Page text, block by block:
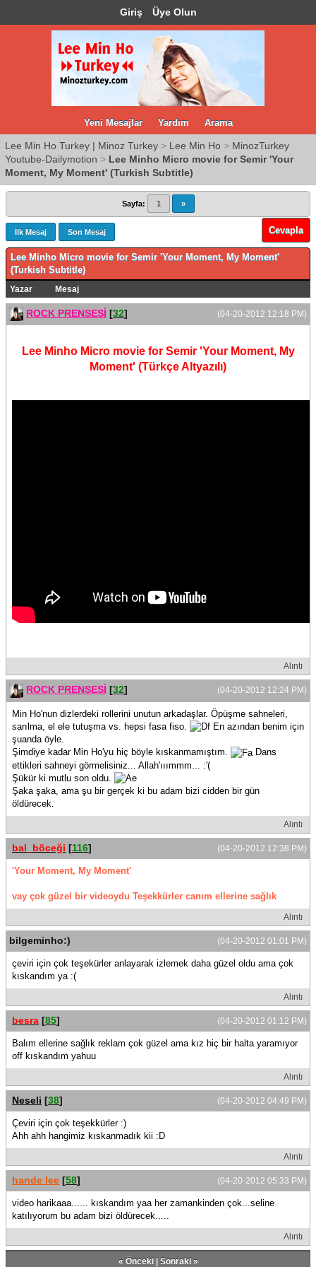
Giriş Üye Olun
Yeni Mesajlar Yardım Arama
Lee Min Ho Turkey | Minoz Turkey > Lee Min Ho > MinozTurkey
Youtube-Dailymotion > Lee Minho Micro movie for Semir 'Your
Moment, My Moment' (Turkish Subtitle)
Sayfa: 1 »
İlk Mesaj Son Mesaj Cevapla
Lee Minho Micro movie for Semir 'Your Moment, My Moment'
(Turkish Subtitle)
Yazar Mesaj
(04-20-2012 12:18 PM)
ROCK PRENSESİ [32]
Lee Minho Micro movie for Semir 'Your Moment, My
Moment' (Türkçe Altyazılı)
Alıntı
(04-20-2012 12:24 PM)
ROCK PRENSESİ [32]
Min Ho'nun dizlerdeki rollerini unutun arkadaşlar. Öpüşme sahneleri,
sarılma, el ele tutuşma vs. hepsi fasa fiso.
En azından benim için
şuanda öyle.
Şimdiye kadar Min Ho'yu hiç böyle kıskanmamıştım.
Dans
ettikleri sahneyi görmelisiniz... Allah'ııımmm... :'(
Şükür ki mutlu son oldu.
Şaka şaka, ama şu bir gerçek ki bu adam bizi cidden bir gün
öldürecek.
Alıntı
(04-20-2012 12:38 PM)
bal_böceği [116]
'Your Moment, My Moment'
vay çok güzel bir videoydu Teşekkürler canım ellerine sağlık
Alıntı
(04-20-2012 01:01 PM)
bilgeminho:)
çeviri için çok teşekürler anlayarak izlemek daha güzel oldu ama çok
kıskandım ya :(
Alıntı
(04-20-2012 01:12 PM)
besra [85]
Balım ellerine sağlık reklam çok güzel ama kız hiç bir halta yaramıyor
off kıskandım yahuu
Alıntı
(04-20-2012 04:49 PM)
Neseli [38]
Çeviri için çok teşekkürler :)
Ahh ahh hangimiz kıskanmadık kii :D
Alıntı
(04-20-2012 05:33 PM)
hande lee [58]
video harikaaa...... kıskandım yaa her zamankinden çok...seline
katılıyorum bu adam bizi öldürecek.....
Alıntı
« Önceki| Sonraki»